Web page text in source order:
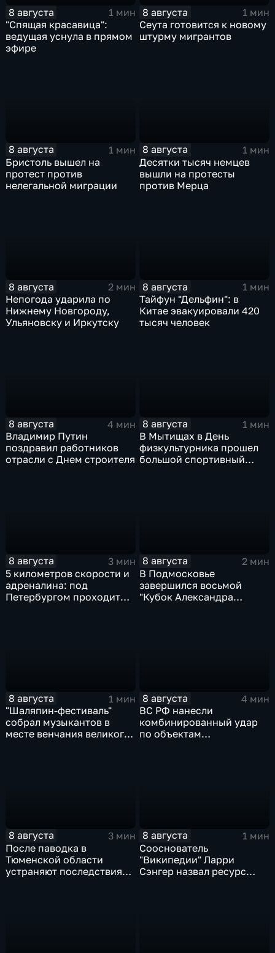
8 августа
1 мин
"Спящая красавица":
ведущая уснула в прямом
эфире
8 августа
1 мин
Сеута готовится к новому
штурму мигрантов
8 августа
1 мин
Бристоль вышел на
протест против
нелегальной миграции
8 августа
1 мин
Десятки тысяч немцев
вышли на протесты
против Мерца
8 августа
2 мин
Непогода ударила по
Нижнему Новгороду,
Ульяновску и Иркутску
8 августа
1 мин
Тайфун "Дельфин": в
Китае эвакуировали 420
тысяч человек
8 августа
4 мин
Владимир Путин
поздравил работников
отрасли с Днем строителя
8 августа
1 мин
В Мытищах в День
физкультурника прошел
большой спортивный
8 августа
3 мин
5 километров скорости и
адреналина: под
Петербургом проходит
8 августа
2 мин
В Подмосковье
завершился восьмой
"Кубок Александра
8 августа
1 мин
"Шаляпин‑фестиваль"
собрал музыкантов в
месте венчания великого
8 августа
4 мин
ВС РФ нанесли
комбинированный удар
по объектам
8 августа
3 мин
После паводка в
Тюменской области
устраняют последствия
8 августа
1 мин
Сооснователь
"Википедии" Ларри
Сэнгер назвал ресурс